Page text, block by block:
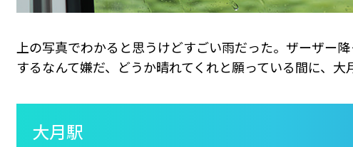
上の写真でわかると思うけどすごい雨だった。ザーザー
するなんて嫌だ、どうか晴れてくれと願っている間に、大
大月駅